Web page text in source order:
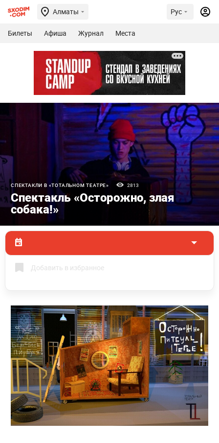
Алматы Рус
Билеты Афиша Журнал Места
СПЕКТАКЛИ В «ТОТАЛЬНОМ ТЕАТРЕ» 2813
Спектакль «Осторожно, злая
собака!»
Добавить в избранное